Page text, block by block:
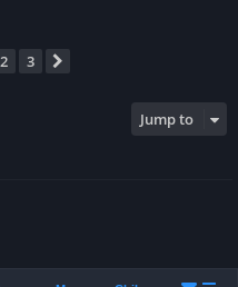
2 3
Jump to